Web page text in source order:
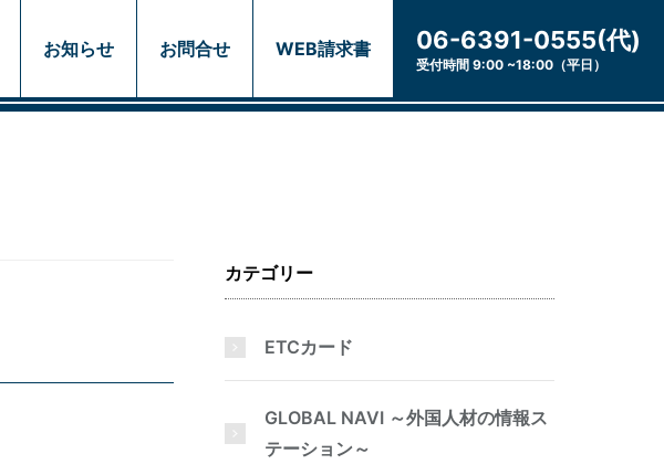
お知らせ お問合せ WEB請求書 06-6391-0555(代)
受付時間 9:00 ~18:00（平日）
カテゴリー
ETCカード
GLOBAL NAVI ～外国人材の情報ス
テーション～